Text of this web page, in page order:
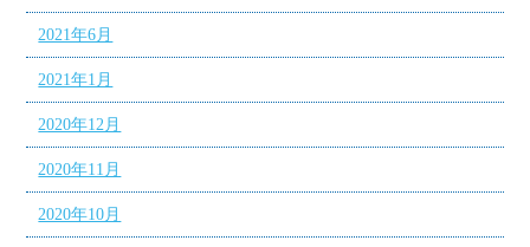
2021年6月
2021年1月
2020年12月
2020年11月
2020年10月